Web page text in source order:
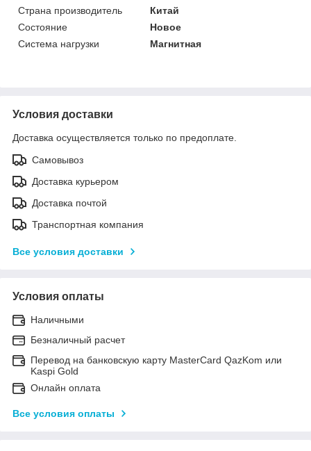
Страна производитель
Китай
Состояние
Новое
Система нагрузки
Магнитная
Условия доставки
Доставка осуществляется только по предоплате.
Самовывоз
Доставка курьером
Доставка почтой
Транспортная компания
Все условия доставки
Условия оплаты
Наличными
Безналичный расчет
Перевод на банковскую карту MasterCard QazKom или
Kaspi Gold
Онлайн оплата
Все условия оплаты